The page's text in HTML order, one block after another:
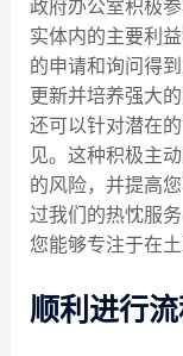
政府办公室积极
实体内的主要利
的申请和询问得
更新并培养强大
还可以针对潜在
见。这种积极主
的风险，并提高
过我们的热忱服
您能够专注于在
顺利进行